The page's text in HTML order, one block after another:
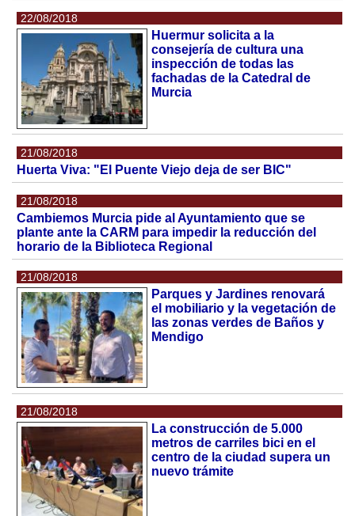
22/08/2018
Huermur solicita a la
consejería de cultura una
inspección de todas las
fachadas de la Catedral de
Murcia
21/08/2018
Huerta Viva: "El Puente Viejo deja de ser BIC"
21/08/2018
Cambiemos Murcia pide al Ayuntamiento que se
plante ante la CARM para impedir la reducción del
horario de la Biblioteca Regional
21/08/2018
Parques y Jardines renovará
el mobiliario y la vegetación de
las zonas verdes de Baños y
Mendigo
21/08/2018
La construcción de 5.000
metros de carriles bici en el
centro de la ciudad supera un
nuevo trámite